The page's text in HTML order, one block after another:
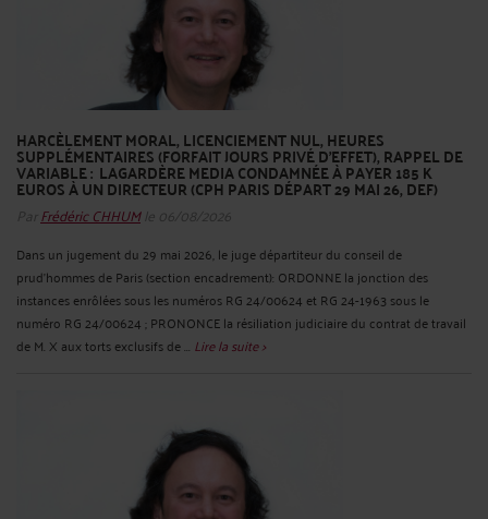
HARCÈLEMENT MORAL, LICENCIEMENT NUL, HEURES
SUPPLÉMENTAIRES (FORFAIT JOURS PRIVÉ D’EFFET), RAPPEL DE
VARIABLE : LAGARDÈRE MEDIA CONDAMNÉE À PAYER 185 K
EUROS À UN DIRECTEUR (CPH PARIS DÉPART 29 MAI 26, DEF)
Par Frédéric CHHUMle 06/08/2026
Dans un jugement du 29 mai 2026, le juge départiteur du conseil de
prud’hommes de Paris (section encadrement): ORDONNE la jonction des
instances enrôlées sous les numéros RG 24/00624 et RG 24-1963 sous le
numéro RG 24/00624 ; PRONONCE la résiliation judiciaire du contrat de travail
de M. X aux torts exclusifs de ... Lire la suite >